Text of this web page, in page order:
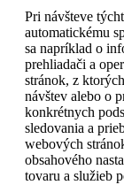
Pri návšteve
automatickému
sa napríklad o
prehliadači a
stránok, z
návštev alebo o
konkrétnych
sledovania a
webových
obsahového
tovaru a služieb